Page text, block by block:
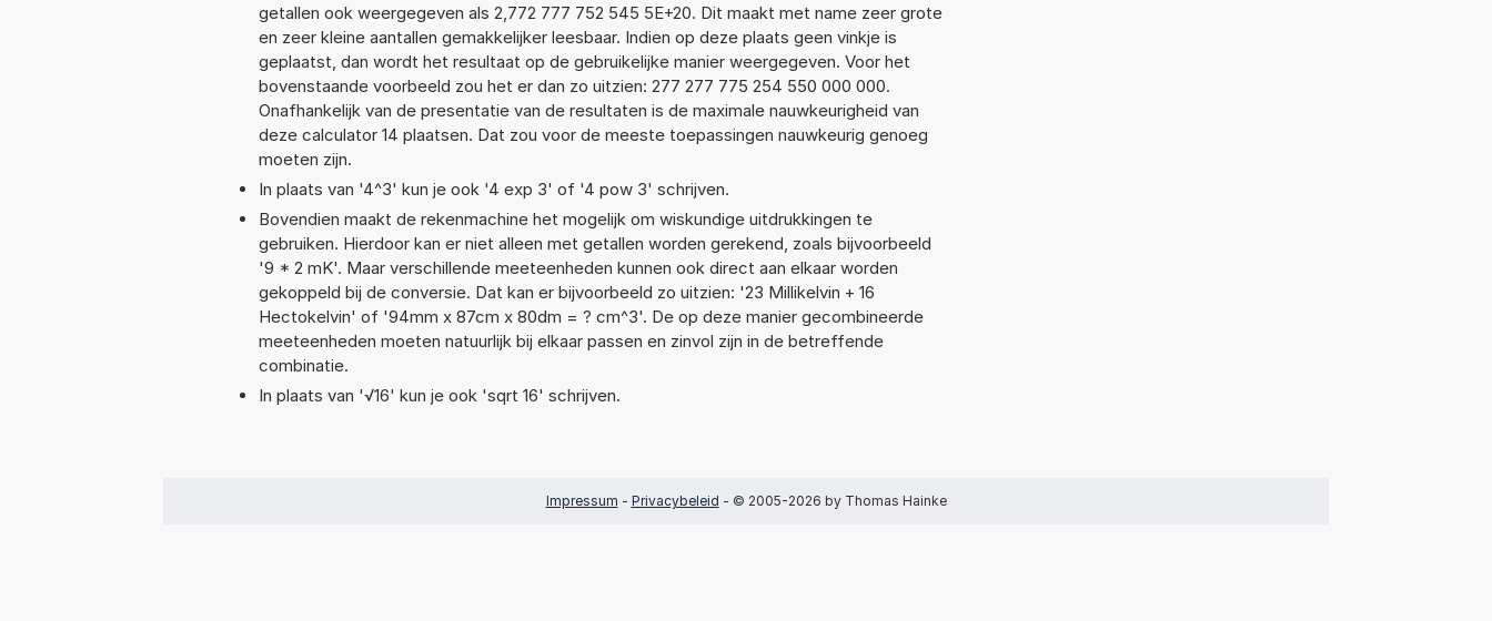
getallen ook weergegeven als 2,772 777 752 545 5E+20. Dit maakt met name zeer grote
en zeer kleine aantallen gemakkelijker leesbaar. Indien op deze plaats geen vinkje is
geplaatst, dan wordt het resultaat op de gebruikelijke manier weergegeven. Voor het
bovenstaande voorbeeld zou het er dan zo uitzien: 277 277 775 254 550 000 000.
Onafhankelijk van de presentatie van de resultaten is de maximale nauwkeurigheid van
deze calculator 14 plaatsen. Dat zou voor de meeste toepassingen nauwkeurig genoeg
moeten zijn.
In plaats van '4^3' kun je ook '4 exp 3' of '4 pow 3' schrijven.
Bovendien maakt de rekenmachine het mogelijk om wiskundige uitdrukkingen te
gebruiken. Hierdoor kan er niet alleen met getallen worden gerekend, zoals bijvoorbeeld
'9 * 2 mK'. Maar verschillende meeteenheden kunnen ook direct aan elkaar worden
gekoppeld bij de conversie. Dat kan er bijvoorbeeld zo uitzien: '23 Millikelvin + 16
Hectokelvin' of '94mm x 87cm x 80dm = ? cm^3'. De op deze manier gecombineerde
meeteenheden moeten natuurlijk bij elkaar passen en zinvol zijn in de betreffende
combinatie.
In plaats van '√16' kun je ook 'sqrt 16' schrijven.
Impressum - Privacybeleid - © 2005-2026 by Thomas Hainke